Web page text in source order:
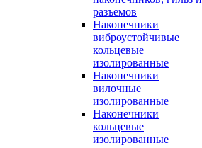
разъемов
Наконечники
виброустойчивые
кольцевые
изолированные
Наконечники
вилочные
изолированные
Наконечники
кольцевые
изолированные